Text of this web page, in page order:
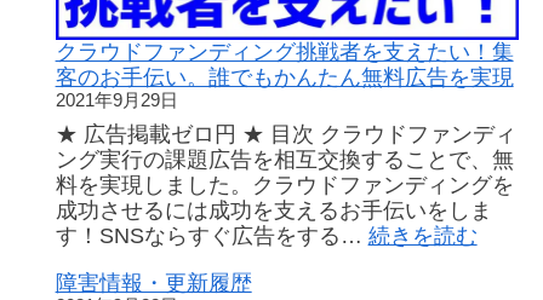
ら
お
う！
猫
キ
ー
ホ
ル
ダ
ー
クラウドファンディング挑戦者を支えたい！集
客のお手伝い。誰でもかんたん無料広告を実現
2021年9月29日
★ 広告掲載ゼロ円 ★ 目次 クラウドファンディ
ング実行の課題広告を相互交換することで、無
料を実現しました。クラウドファンディングを
成功させるには成功を支えるお手伝いをしま
す！SNSならすぐ広告をする… 続きを読む:
障害情報・更新履歴